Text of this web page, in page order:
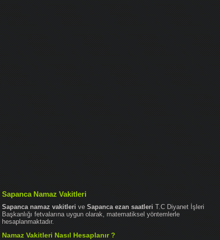
Sapanca Namaz Vakitleri
Sapanca namaz vakitleri veSapanca ezan saatleri T.C Diyanet İşleri
Başkanlığı fetvalarına uygun olarak, matematiksel yöntemlerle
hesaplanmaktadır.
Namaz Vakitleri Nasıl Hesaplanır ?